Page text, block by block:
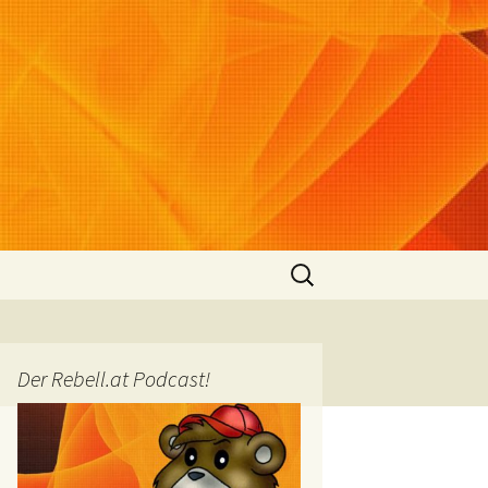
Suchen
nach:
Der Rebell.at Podcast!